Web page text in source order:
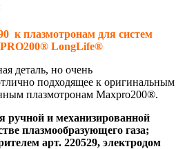
к плазмотронам для систем
LongLife®
деталь, но очень
подходящее к оригинальным
плазмотронам Maxpro200®.
ручной и механизированной
плазмообразующего газа;
арт. 220529, электродом